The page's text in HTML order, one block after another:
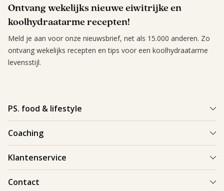
Ontvang wekelijks nieuwe eiwitrijke en
koolhydraatarme recepten!
Meld je aan voor onze nieuwsbrief, net als 15.000 anderen. Zo
ontvang wekelijks recepten en tips voor een koolhydraatarme
levensstijl.
PS. food & lifestyle
Re-boost pakket
Coaching
Blog & Tips
Klantenservice
Contact